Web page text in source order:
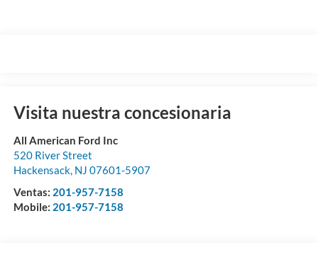
Visita nuestra concesionaria
All American Ford Inc
520 River Street
Hackensack, NJ 07601-5907
Ventas: 201-957-7158
Mobile: 201-957-7158